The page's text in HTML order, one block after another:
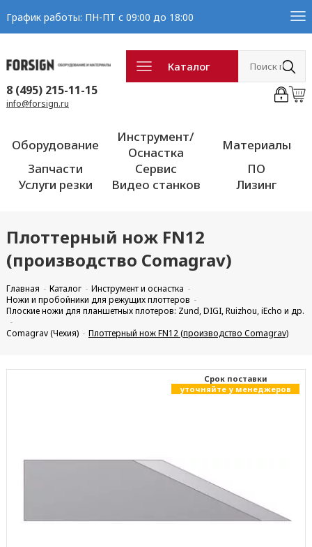
График работы: ПН-ПТ с 09:00 до 18:00
Каталог
8 (495) 215-11-15
info@forsign.ru
Оборудование
Инструмент/
Оснастка
Материалы
Запчасти
Сервис
ПО
Услуги резки
Видео станков Лизинг
Плоттерный нож FN12
(производство Comagrav)
Главная Каталог
Инструмент и оснастка
Ножи и пробойники для режущих плоттеров
Плоские ножи для планшетных плотеров: Zund, DIGI, Ruizhou, iEcho и др.
Comagrav (Чехия)
Плоттерный нож FN12 (производство Comagrav)
Cрок поставки
уточняйте у менеджеров